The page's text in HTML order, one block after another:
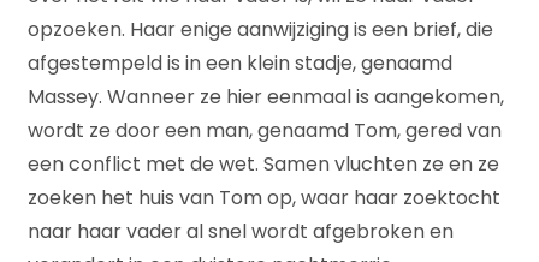
opzoeken. Haar enige aanwijziging is een brief, die
afgestempeld is in een klein stadje, genaamd
Massey. Wanneer ze hier eenmaal is aangekomen,
wordt ze door een man, genaamd Tom, gered van
een conflict met de wet. Samen vluchten ze en ze
zoeken het huis van Tom op, waar haar zoektocht
naar haar vader al snel wordt afgebroken en